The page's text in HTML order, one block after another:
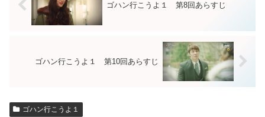
ゴハン行こうよ１ 第8回あらすじ
ゴハン行こうよ１ 第10回あらすじ
ゴハン行こうよ１